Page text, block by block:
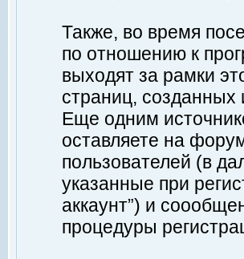
Также, во время
по отношению к
выходят за рамки
страниц,
Еще одним
оставляете на
пользователей (в
указанные при
аккаунт”) и
процедуры